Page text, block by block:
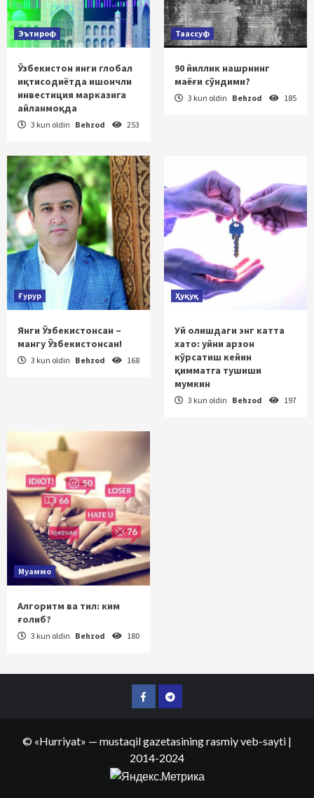
Эътироф
Ўзбекистон янги глобал
иқтисодиётда ишончли
инвестиция марказига
айланмоқда
3 kun oldin Behzod 253
Таассуф
90 йиллик нашрнинг
маёғи сўндими?
3 kun oldin Behzod 185
Ғурур
Янги Ўзбекистонсан –
мангу Ўзбекистонсан!
3 kun oldin Behzod 168
Ҳуқуқ
Уй олишдаги энг катта
хато: уйни арзон
кўрсатиш кейин
қимматга тушиши
мумкин
3 kun oldin Behzod 197
Муаммо
Алгоритм ва тил: ким
ғолиб?
3 kun oldin Behzod 180
FacebookTelegram
© «Hurriyat» — mustaqil gazetasining rasmiy veb-sayti |
2014-2024